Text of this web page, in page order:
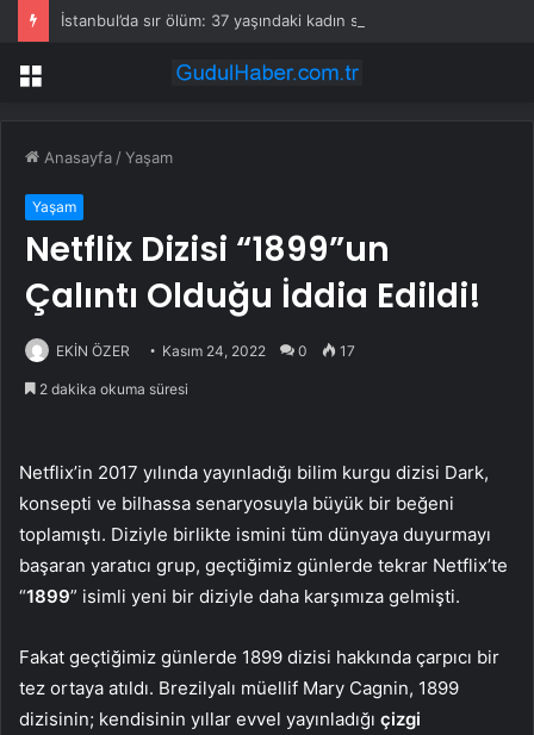
Menü
Anasayfa /Yaşam
Yaşam
Netflix Dizisi “1899”un
Çalıntı Olduğu İddia Edildi!
EKİN ÖZER Kasım 24, 2022 0 17
2 dakika okuma süresi
Netflix’in 2017 yılında yayınladığı bilim kurgu dizisi Dark,
konsepti ve bilhassa senaryosuyla büyük bir beğeni
toplamıştı. Diziyle birlikte ismini tüm dünyaya duyurmayı
başaran yaratıcı grup, geçtiğimiz günlerde tekrar Netflix’te
“1899” isimli yeni bir diziyle daha karşımıza gelmişti.
Fakat geçtiğimiz günlerde 1899 dizisi hakkında çarpıcı bir
tez ortaya atıldı. Brezilyalı müellif Mary Cagnin, 1899
dizisinin; kendisinin yıllar evvel yayınladığı çizgi